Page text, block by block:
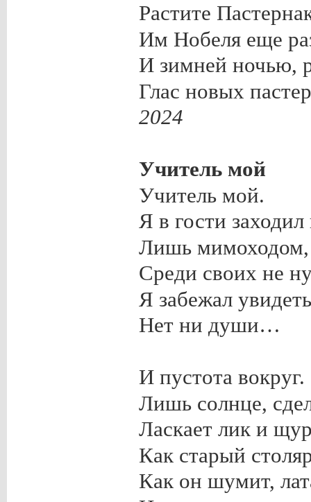
Растите
Им Нобеля еще
И зимней ночью,
Глас новых
2024
Учитель мой
Учитель мой.
Я в гости заходил
Лишь мимоходом,
Среди своих не
Я забежал
Нет ни души…
И пустота вокруг.
Лишь солнце,
Ласкает лик и
Как старый
Как он шумит,